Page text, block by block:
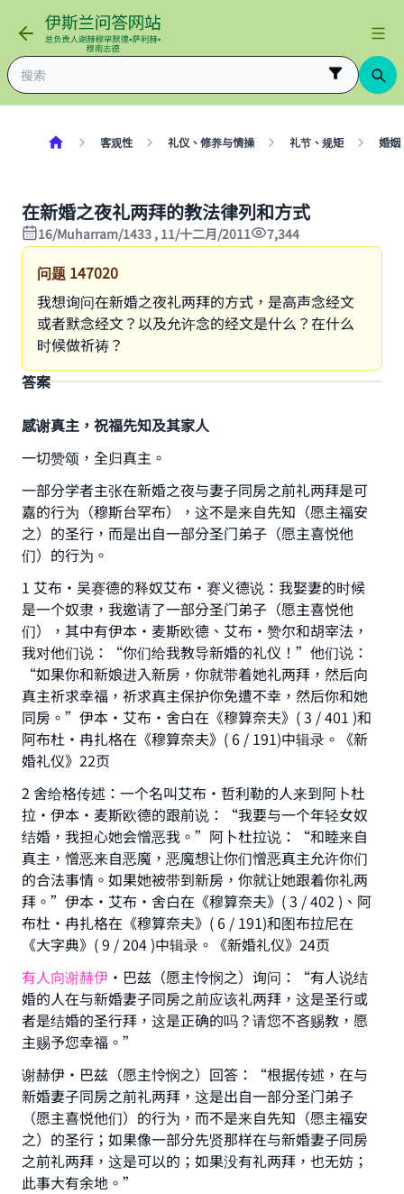
客观性 礼仪、修养与情操 礼节、规矩 婚姻
在新婚之夜礼两拜的教法律列和方式
16/Muharram/1433 , 11/十二月/2011 7,344
问题 147020
我想询问在新婚之夜礼两拜的方式，是高声念经文
或者默念经文？以及允许念的经文是什么？在什么
时候做祈祷？
答案
感谢真主，祝福先知及其家人
一切赞颂，全归真主。
一部分学者主张在新婚之夜与妻子同房之前礼两拜是可
嘉的行为（穆斯台罕布），这不是来自先知（愿主福安
之）的圣行，而是出自一部分圣门弟子（愿主喜悦他
们）的行为。
1 艾布•吴赛德的释奴艾布•赛义德说：我娶妻的时候
是一个奴隶，我邀请了一部分圣门弟子（愿主喜悦他
们），其中有伊本•麦斯欧德、艾布•赞尔和胡宰法，
我对他们说：“你们给我教导新婚的礼仪！”他们说：
“如果你和新娘进入新房，你就带着她礼两拜，然后向
真主祈求幸福，祈求真主保护你免遭不幸，然后你和她
同房。”伊本•艾布•舍白在《穆算奈夫》( 3 / 401 )和
阿布杜•冉扎格在《穆算奈夫》( 6 / 191)中辑录。《新
婚礼仪》22页
2 舍给格传述：一个名叫艾布•哲利勒的人来到阿卜杜
拉•伊本•麦斯欧德的跟前说：“我要与一个年轻女奴
结婚，我担心她会憎恶我。”阿卜杜拉说：“和睦来自
真主，憎恶来自恶魔，恶魔想让你们憎恶真主允许你们
的合法事情。如果她被带到新房，你就让她跟着你礼两
拜。”伊本•艾布•舍白在《穆算奈夫》( 3 / 402 )、阿
布杜•冉扎格在《穆算奈夫》( 6 / 191)和图布拉尼在
《大字典》( 9 / 204 )中辑录。《新婚礼仪》24页
有人向谢赫伊 •巴兹（愿主怜悯之）询问：“有人说结
婚的人在与新婚妻子同房之前应该礼两拜，这是圣行或
者是结婚的圣行拜，这是正确的吗？请您不吝赐教，愿
主赐予您幸福。”
谢赫伊•巴兹（愿主怜悯之）回答：“根据传述，在与
新婚妻子同房之前礼两拜，这是出自一部分圣门弟子
（愿主喜悦他们）的行为，而不是来自先知（愿主福安
之）的圣行；如果像一部分先贤那样在与新婚妻子同房
之前礼两拜，这是可以的；如果没有礼两拜，也无妨；
此事大有余地。”
Make an impact on millions of lives
with your contribution today
The Prophet (ﷺ) said:
"A person who leads others to doing what is
good will earn the same reward as those who
do it."